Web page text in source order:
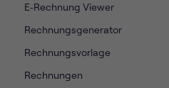
E‑Rechnung Viewer
Rechnungsgenerator
Rechnungsvorlage
Rechnungen